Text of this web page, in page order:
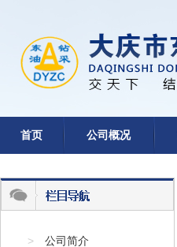
首页 公司概况
> 公司简介